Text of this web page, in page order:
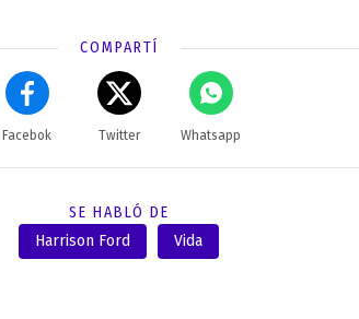
COMPARTÍ
Facebok Twitter Whatsapp
SE HABLÓ DE
Harrison Ford
Vida